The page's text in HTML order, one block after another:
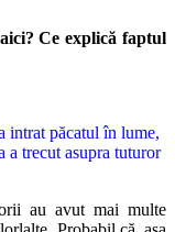
Ce explică faptul
intrat păcatul în lume,
a trecut asupra tuturor
au avut mai multe